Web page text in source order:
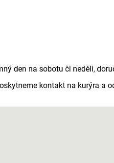
den na sobotu či neděli,
kontakt na kurýra a